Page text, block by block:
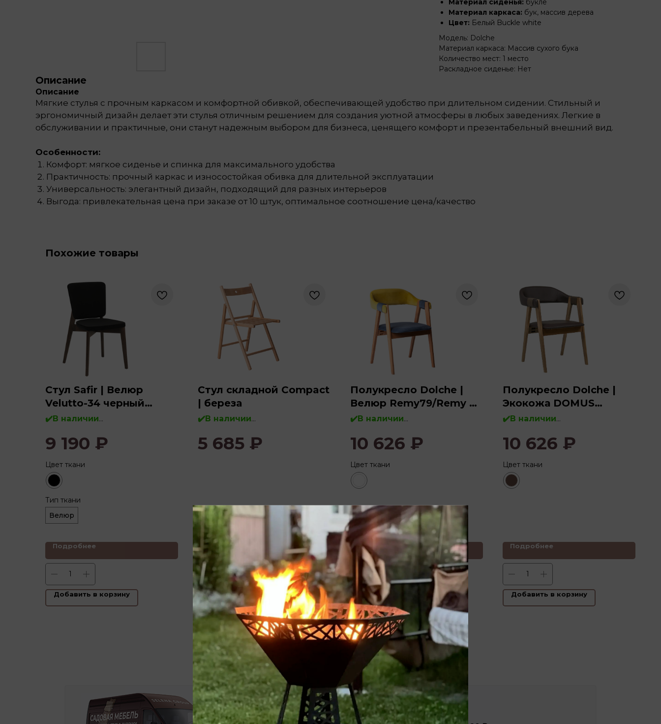
Материал сиденья: букле
Материал каркаса: бук, массив дерева
Цвет: Белый Buckle white
Модель: Dolche
Материал каркаса: Массив сухого бука
Количество мест: 1 место
Раскладное сиденье: Нет
Описание
Описание
Мягкие стулья с прочным каркасом и комфортной обивкой, обеспечивающей удобство при длительном сидении. Стильный и
эргономичный дизайн делает эти стулья отличным решением для создания уютной атмосферы в любых заведениях. Легкие в
обслуживании и практичные, они станут надежным выбором для бизнеса, ценящего комфорт и презентабельный внешний вид.
Особенности:
Комфорт: мягкое сиденье и спинка для максимального удобства
Практичность: прочный каркас и износостойкая обивка для длительной эксплуатации
Универсальность: элегантный дизайн, подходящий для разных интерьеров
Выгода: привлекательная цена при заказе от 10 штук, оптимальное соотношение цена/качество
Похожие товары
Стул Safir | Велюр
Velutto-34 черный
(морилка венге)
✔️В наличии
Дерево:бук, массив дерева
9 190 ₽
Цвет ткани
Тип ткани
Велюр
Подробнее
Добавить в корзину
Стул складной Compact
| береза
✔️В наличии
Дерево:береза, массив дерева
5 685 ₽
Подробнее
Добавить в корзину
Полукресло Dolche |
Велюр Remy79/Remy 72
(под лак)
✔️В наличии
Дерево:бук, массив дерева
10 626 ₽
Цвет ткани
Подробнее
Добавить в корзину
Полукресло Dolche |
Экокожа DOMUS
chocolate (светлый
✔️В наличии
Дерево:бук, массив дерева
10 626 ₽
Цвет ткани
Подробнее
Добавить в корзину
Доставляем бережно
Доставка по всей России.